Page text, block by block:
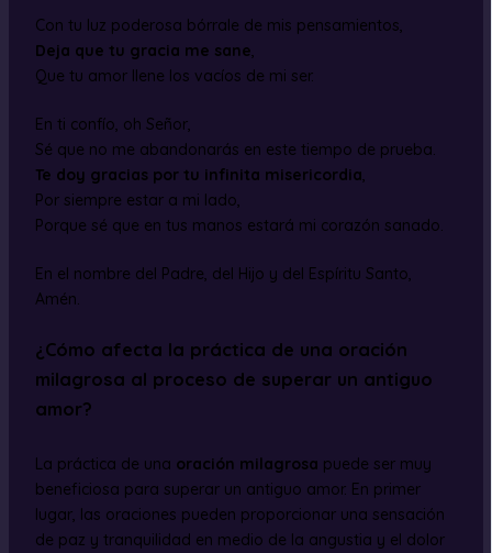
Con tu luz poderosa bórrale de mis pensamientos,
Deja que tu gracia me sane,
Que tu amor llene los vacíos de mi ser.
En ti confío, oh Señor,
Sé que no me abandonarás en este tiempo de prueba.
Te doy gracias por tu infinita misericordia,
Por siempre estar a mi lado,
Porque sé que en tus manos estará mi corazón sanado.
En el nombre del Padre, del Hijo y del Espíritu Santo,
Amén.
¿Cómo afecta la práctica de una oración
milagrosa al proceso de superar un antiguo
amor?
La práctica de una oración milagrosa puede ser muy
beneficiosa para superar un antiguo amor. En primer
lugar, las oraciones pueden proporcionar una sensación
de paz y tranquilidad en medio de la angustia y el dolor